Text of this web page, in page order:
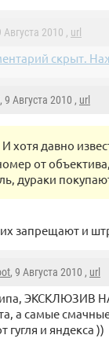
Августа 2010 , url
скрыт.
, 9 Августа 2010 , url
И хотя давно
от
дураки
запрещают и
, 9 Августа 2010 , url
ЭКСКЛЮЗИВ НА
а самые
гугля и яндекса ))